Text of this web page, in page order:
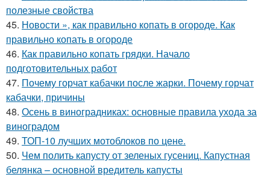
полезные свойства
45. Новости », как правильно копать в огороде. Как
правильно копать в огороде
46. Как правильно копать грядки. Начало
подготовительных работ
47. Почему горчат кабачки после жарки. Почему горчат
кабачки, причины
48. Осень в виноградниках: основные правила ухода за
виноградом
49. ТОП-10 лучших мотоблоков по цене.
50. Чем полить капусту от зеленых гусениц. Капустная
белянка – основной вредитель капусты